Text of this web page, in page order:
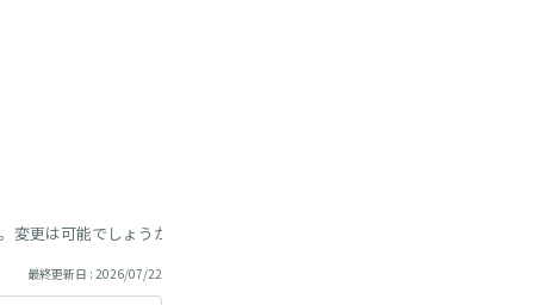
変更は可能でしょうか？
最終更新日 : 2026/07/22